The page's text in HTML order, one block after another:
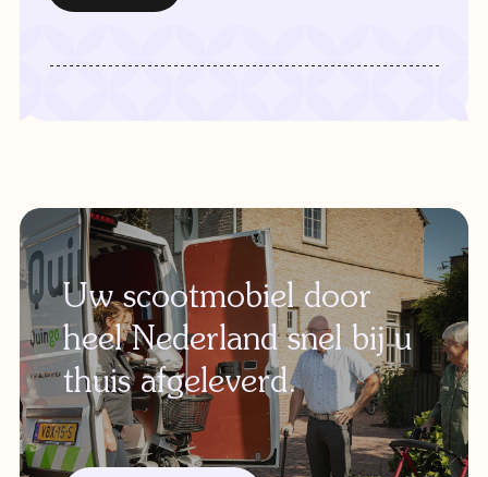
Uw scootmobiel door
heel Nederland snel bij u
thuis afgeleverd.